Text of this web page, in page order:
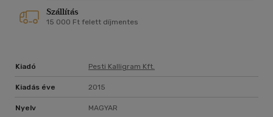
Szállítás
15 000 Ft felett díjmentes
Kiadó Pesti Kalligram Kft.
Kiadás éve 2015
Nyelv MAGYAR